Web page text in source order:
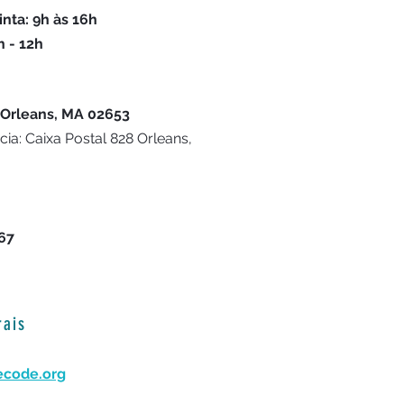
9h às 16h
- 12h
MA 02653
Caixa Postal 828 Orleans,